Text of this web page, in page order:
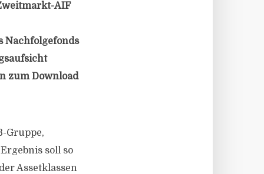
AIF
Nachfolgefonds
zum Download
Gruppe,
soll so
Assetklassen